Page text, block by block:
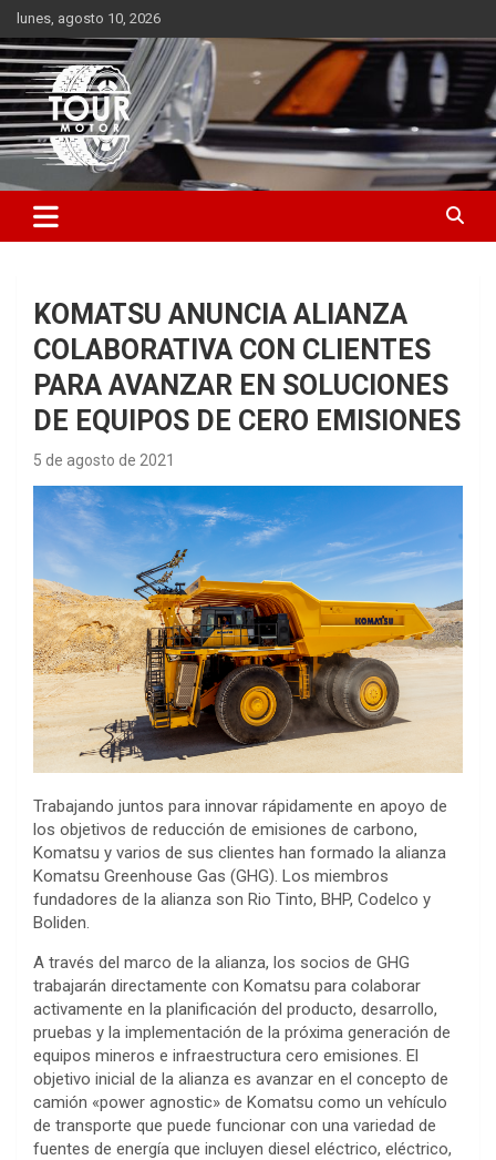
Saltar
al
contenido
lunes, agosto 10, 2026
Tour Motor
Plataforma de contenido audiovisual para el sector automotriz
KOMATSU ANUNCIA ALIANZA
COLABORATIVA CON CLIENTES
PARA AVANZAR EN SOLUCIONES
DE EQUIPOS DE CERO EMISIONES
5 de agosto de 2021
Trabajando juntos para innovar rápidamente en apoyo de
los objetivos de reducción de emisiones de carbono,
Komatsu y varios de sus clientes han formado la alianza
Komatsu Greenhouse Gas (GHG). Los miembros
fundadores de la alianza son Rio Tinto, BHP, Codelco y
Boliden.
A través del marco de la alianza, los socios de GHG
trabajarán directamente con Komatsu para colaborar
activamente en la planificación del producto, desarrollo,
pruebas y la implementación de la próxima generación de
equipos mineros e infraestructura cero emisiones. El
objetivo inicial de la alianza es avanzar en el concepto de
camión «power agnostic» de Komatsu como un vehículo
de transporte que puede funcionar con una variedad de
fuentes de energía que incluyen diesel eléctrico, eléctrico,